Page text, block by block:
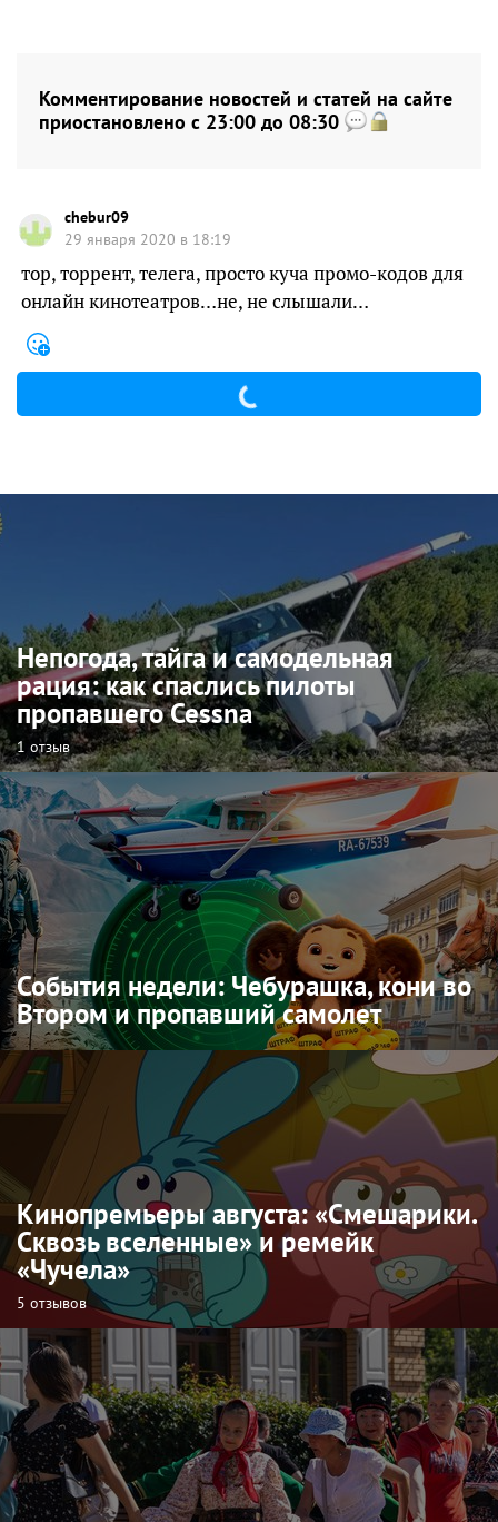
Комментирование новостей и статей на сайте
приостановлено с 23:00 до 08:30
chebur09
29 января 2020 в 18:19
тор, торрент, телега, просто куча промо-кодов для
онлайн кинотеатров…не, не слышали…
Непогода, тайга и самодельная
рация: как спаслись пилоты
пропавшего Cessna
1 отзыв
События недели: Чебурашка, кони во
Втором и пропавший самолет
Кинопремьеры августа: «Смешарики.
Сквозь вселенные» и ремейк
«Чучела»
5 отзывов